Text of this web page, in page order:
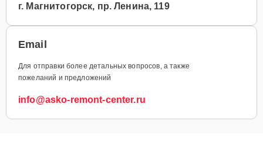
г. Магнитогорск, пр. Ленина, 119
Email
Для отправки более детальных вопросов, а также
пожеланий и предложений
info@asko-remont-center.ru